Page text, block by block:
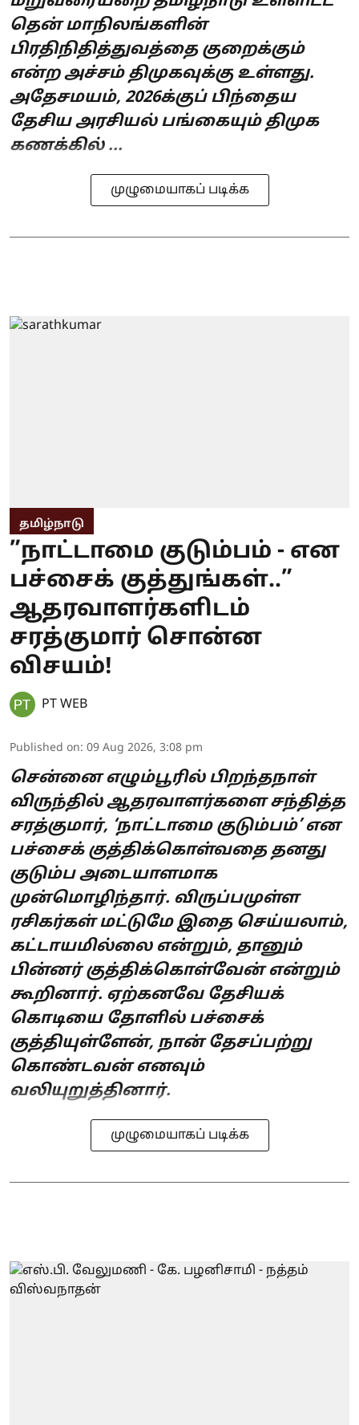
தென் மாநிலங்களின்
பிரதிநிதித்துவத்தை குறைக்கும்
என்ற அச்சம் திமுகவுக்கு உள்ளது.
அதேசமயம், 2026க்குப் பிந்தைய
தேசிய அரசியல் பங்கையும் திமுக
கணக்கில் ...
முழுமையாகப் படிக்க
தமிழ்நாடு
”நாட்டாமை குடும்பம் - என
பச்சைக் குத்துங்கள்..”
ஆதரவாளர்களிடம்
சரத்குமார் சொன்ன
விசயம்!
PT WEB
Published on: 09 Aug 2026, 3:08 pm
சென்னை எழும்பூரில் பிறந்தநாள்
விருந்தில் ஆதரவாளர்களை சந்தித்த
சரத்குமார், ‘நாட்டாமை குடும்பம்’ என
பச்சைக் குத்திக்கொள்வதை தனது
குடும்ப அடையாளமாக
முன்மொழிந்தார். விருப்பமுள்ள
ரசிகர்கள் மட்டுமே இதை செய்யலாம்,
கட்டாயமில்லை என்றும், தானும்
பின்னர் குத்திக்கொள்வேன் என்றும்
கூறினார். ஏற்கனவே தேசியக்
கொடியை தோளில் பச்சைக்
குத்தியுள்ளேன், நான் தேசப்பற்று
கொண்டவன் எனவும்
வலியுறுத்தினார்.
முழுமையாகப் படிக்க